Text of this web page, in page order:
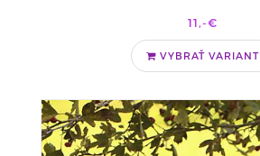
11,-€
VYBRAŤ VARIANT